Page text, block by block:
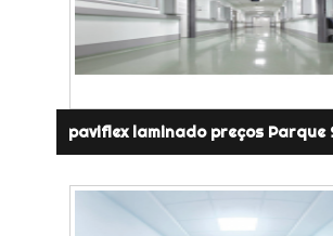
paviflex laminado preços Parque